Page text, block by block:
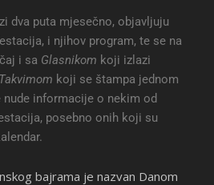
dva puta mjesečno, objavljuju
i njihov program, te se na
i sa Glasnikom koji izlazi
Takvimom koji se štampa jednom
informacije o nekim od
posebno onih koji su
bajrama je nazvan Danom